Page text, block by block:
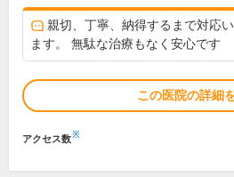
親切、丁寧、納得するまで対応
ます。 無駄な治療もなく安心です
この医院の詳細
アクセス数※